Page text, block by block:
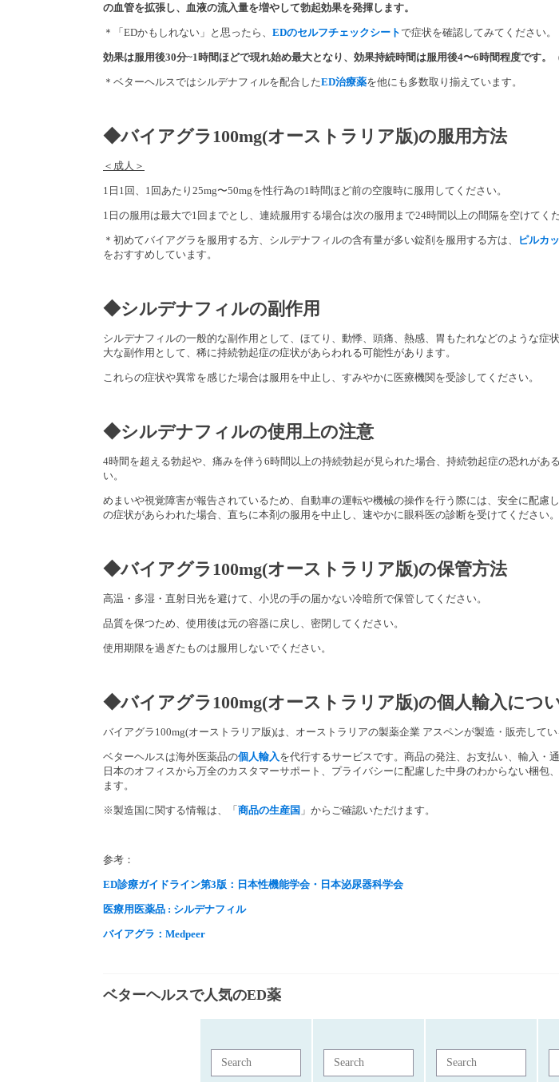
の血管を拡張し、血液の流入量を増やして勃起効果を発揮します。
＊「EDかもしれない」と思ったら、 EDのセルフチェックシートで症状を確認してみてください。
効果は服用後30分~1時間ほどで現れ始め最大となり、効果持続時間は服用後4〜6時間程度です。
＊ベターヘルスではシルデナフィルを配合したED治療薬を他にも多数取り揃えています。
◆バイアグラ100mg(オーストラリア版)の服用方法
＜成人＞
1日1回、1回あたり25mg〜50mgを性行為の1時間ほど前の空腹時に服用してください。
1日の服用は最大で1回までとし、連続服用する場合は次の服用まで24時間以上の間隔を空けてくだ
＊初めてバイアグラを服用する方、シルデナフィルの含有量が多い錠剤を服用する方は、 ピルカ
をおすすめしています。
◆シルデナフィルの副作用
シルデナフィルの一般的な副作用として、ほてり、動悸、頭痛、熱感、胃もたれなどのような症
大な副作用として、稀に持続勃起症の症状があらわれる可能性があります。
これらの症状や異常を感じた場合は服用を中止し、すみやかに医療機関を受診してください。
◆シルデナフィルの使用上の注意
4時間を超える勃起や、痛みを伴う6時間以上の持続勃起が見られた場合、持続勃起症の恐れがあ
い。
めまいや視覚障害が報告されているため、自動車の運転や機械の操作を行う際には、安全に配慮
の症状があらわれた場合、直ちに本剤の服用を中止し、速やかに眼科医の診断を受けてください。
◆バイアグラ100mg(オーストラリア版)の保管方法
高温・多湿・直射日光を避けて、小児の手の届かない冷暗所で保管してください。
品質を保つため、使用後は元の容器に戻し、密閉してください。
使用期限を過ぎたものは服用しないでください。
◆バイアグラ100mg(オーストラリア版)の個人輸入につ
バイアグラ100mg(オーストラリア版)は、オーストラリアの製薬企業 アスペンが製造・ 販売してい
ベターヘルスは海外医薬品の個人輸入 を代行するサービスです。 商品の発注、お支払い、輸入・
日本のオフィスから万全のカスタマーサポート、 プライバシーに配慮した中身のわからない梱包、
ます。
※製造国に関する情報は、「商品の生産国 」 からご確認いただけます。
参考：
ED診療ガイドライン第3版：日本性機能学会・日本泌尿器科学会
医療用医薬品 : シルデナフィル
バイアグラ：Medpeer
ベターヘルスで人気のED薬